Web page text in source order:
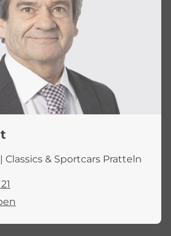
Classics & Sportcars Pratteln